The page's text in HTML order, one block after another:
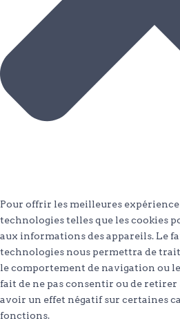
Pour offrir les meilleures
technologies telles que les cookies
aux informations des appareils. Le
technologies nous permettra de
le comportement de navigation ou
fait de ne pas consentir ou de
avoir un effet négatif sur certaines
fonctions.